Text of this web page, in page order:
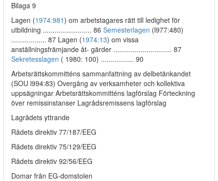
Bilaga 9
Lagen (1974:981) om arbetstagares rätt till ledighet för
utbildning ......................... 86 Semesterlagen (l977:480)
.................. 87 Lagen (1974:13) om vissa
anställningsfrämjande åt- gärder .............................. 87
Sekretesslagen ( 1980: 100) ................. 90
Arbetsrättskommitténs sammanfattning av delbetänkandet
(SOU l994:83) Overgång av verksamheter och kollektiva
uppsägningar Arbetsrättskommitténs lagförslag Förteckning
över remissinstanser Lagrådsremissens lagförslag
Lagrådets yttrande
Rådets direktiv 77/187/EEG
Rådets direktiv 75/129/EEG
Rådets direktiv 92/56/EEG
Domar från EG-domstolen